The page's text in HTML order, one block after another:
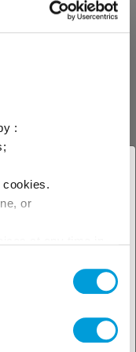
:
cookies.
or
voor nieuwe
applicatie
producten en
worden